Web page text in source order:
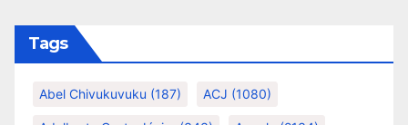
Tags
Abel Chivukuvuku (187) ACJ (1080)